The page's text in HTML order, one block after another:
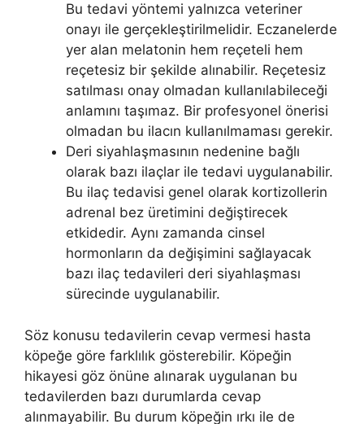
Bu tedavi yöntemi yalnızca veteriner
onayı ile gerçekleştirilmelidir. Eczanelerde
yer alan melatonin hem reçeteli hem
reçetesiz bir şekilde alınabilir. Reçetesiz
satılması onay olmadan kullanılabileceği
anlamını taşımaz. Bir profesyonel önerisi
olmadan bu ilacın kullanılmaması gerekir.
Deri siyahlaşmasının nedenine bağlı
olarak bazı ilaçlar ile tedavi uygulanabilir.
Bu ilaç tedavisi genel olarak kortizollerin
adrenal bez üretimini değiştirecek
etkidedir. Aynı zamanda cinsel
hormonların da değişimini sağlayacak
bazı ilaç tedavileri deri siyahlaşması
sürecinde uygulanabilir.
Söz konusu tedavilerin cevap vermesi hasta
köpeğe göre farklılık gösterebilir. Köpeğin
hikayesi göz önüne alınarak uygulanan bu
tedavilerden bazı durumlarda cevap
alınmayabilir. Bu durum köpeğin ırkı ile de